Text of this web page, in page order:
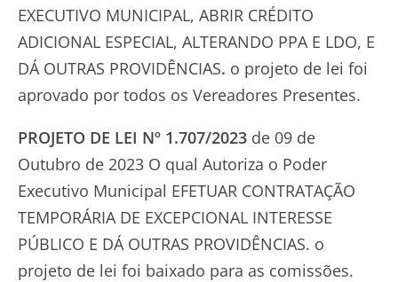
EXECUTIVO MUNICIPAL, ABRIR CRÉDITO
ADICIONAL ESPECIAL, ALTERANDO PPA E LDO, E
DÁ OUTRAS PROVIDÊNCIAS. o projeto de lei foi
aprovado por todos os Vereadores Presentes.
PROJETO DE LEI Nº 1.707/2023 de 09 de
Outubro de 2023 O qual Autoriza o Poder
Executivo Municipal EFETUAR CONTRATAÇÃO
TEMPORÁRIA DE EXCEPCIONAL INTERESSE
PÚBLICO E DÁ OUTRAS PROVIDÊNCIAS. o
projeto de lei foi baixado para as comissões.